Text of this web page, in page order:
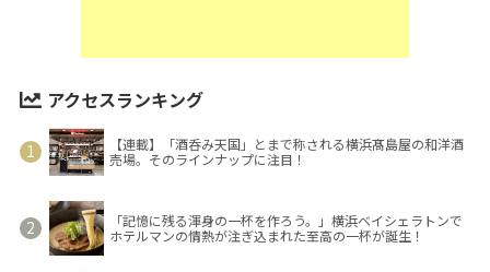
アクセスランキング
【連載】「酒呑み天国」とまで称される横浜髙島屋の和洋酒
売場。そのラインナップに注目！
「記憶に残る渾身の一杯を作ろう。」横浜ベイシェラトンで
ホテルマンの情熱が注ぎ込まれた至高の一杯が誕生！